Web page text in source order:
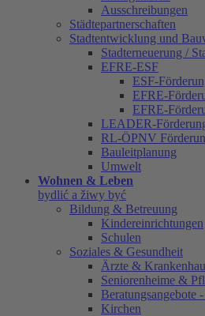
Ausschreibungen
Städtepartnerschaften
Stadtentwicklung und
Stadterneuerung /
EFRE-ESF
ESF-
EFRE-
EFRE-
LEADER-
RL-ÖPNV
Bauleitplanung
Umwelt
Wohnen & Leben
bydlić a žiwy być
Bildung & Betreuung
Kindereinrichtungen
Schulen
Soziales & Gesundheit
Ärzte &
Seniorenheime &
Beratungsangebote
Kirchen